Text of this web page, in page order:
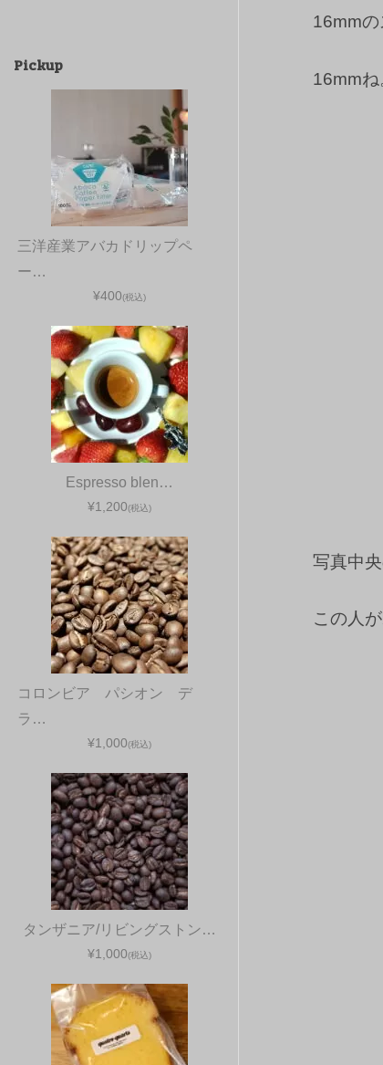
16mmの
16mmね
写真中
この人
Pickup
三洋産業アバカドリップペ
ー…
¥400(税込)
Espresso blen…
¥1,200(税込)
コロンビア パシオン デ
ラ…
¥1,000(税込)
タンザニア/リビングストン…
¥1,000(税込)